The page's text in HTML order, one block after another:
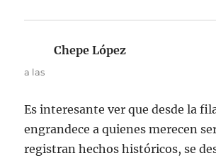
Chepe López
a las
Es interesante ver que desde la
engrandece a quienes merecen
registran hechos históricos, se